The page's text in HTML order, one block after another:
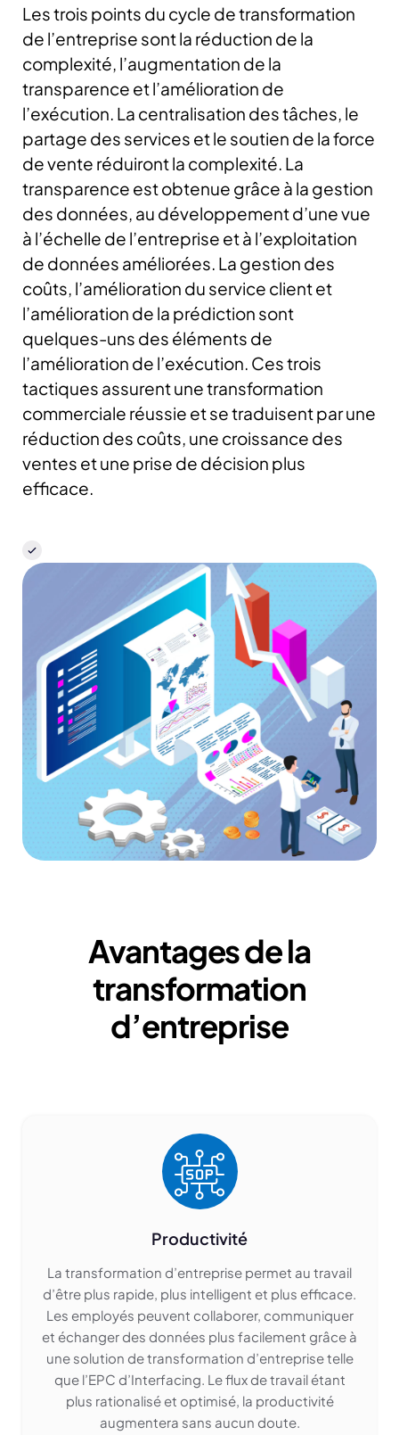
Les trois points du cycle de transformation
de l’entreprise sont la réduction de la
complexité, l’augmentation de la
transparence et l’amélioration de
l’exécution. La centralisation des tâches, le
partage des services et le soutien de la force
de vente réduiront la complexité. La
transparence est obtenue grâce à la gestion
des données, au développement d’une vue
à l’échelle de l’entreprise et à l’exploitation
de données améliorées. La gestion des
coûts, l’amélioration du service client et
l’amélioration de la prédiction sont
quelques-uns des éléments de
l’amélioration de l’exécution. Ces trois
tactiques assurent une transformation
commerciale réussie et se traduisent par une
réduction des coûts, une croissance des
ventes et une prise de décision plus
efficace.
Avantages de la
transformation
d’entreprise
Productivité
La transformation d’entreprise permet au travail
d’être plus rapide, plus intelligent et plus efficace.
Les employés peuvent collaborer, communiquer
et échanger des données plus facilement grâce à
une solution de transformation d’entreprise telle
que l’EPC d’Interfacing. Le flux de travail étant
plus rationalisé et optimisé, la productivité
augmentera sans aucun doute.